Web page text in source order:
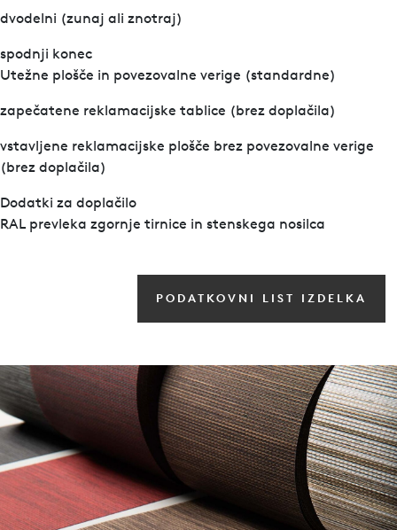
dvodelni (zunaj ali znotraj)
spodnji konec
Utežne plošče in povezovalne verige (standardne)
zapečatene reklamacijske tablice (brez doplačila)
vstavljene reklamacijske plošče brez povezovalne verige
(brez doplačila)
Dodatki za doplačilo
RAL prevleka zgornje tirnice in stenskega nosilca
PODATKOVNI LIST IZDELKA